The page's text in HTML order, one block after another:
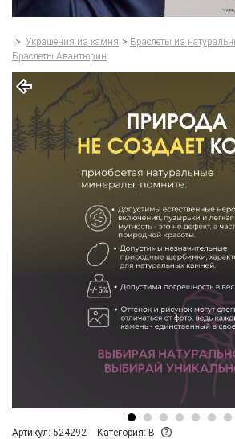
> Украшения из камня > Браслеты из
Браслеты Авантюрин
Артикул: 524292 Категория: B